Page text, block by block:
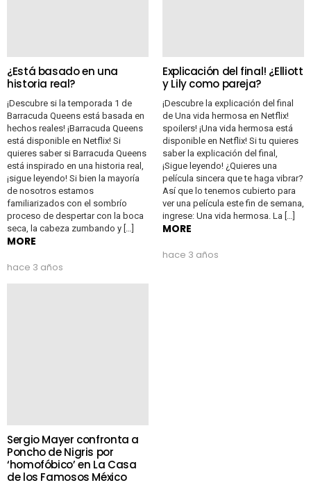
¿Está basado en una
historia real?
¡Descubre si la temporada 1 de
Barracuda Queens está basada en
hechos reales! ¡Barracuda Queens
está disponible en Netflix! Si
quieres saber si Barracuda Queens
está inspirado en una historia real,
¡sigue leyendo! Si bien la mayoría
de nosotros estamos
familiarizados con el sombrío
proceso de despertar con la boca
seca, la cabeza zumbando y […]
MORE
hace 3 años
Explicación del final! ¿Elliott
y Lily como pareja?
¡Descubre la explicación del final
de Una vida hermosa en Netflix!
spoilers! ¡Una vida hermosa está
disponible en Netflix! Si tu quieres
saber la explicación del final,
¡Sigue leyendo! ¿Quieres una
película sincera que te haga vibrar?
Así que lo tenemos cubierto para
ver una película este fin de semana,
ingrese: Una vida hermosa. La […]
MORE
hace 3 años
Sergio Mayer confronta a
Poncho de Nigris por
‘homofóbico’ en La Casa
de los Famosos México